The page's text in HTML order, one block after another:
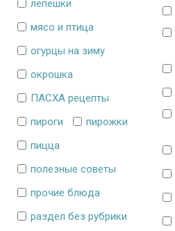
лепешки
мясо и птица
огурцы на зиму
окрошка
ПАСХА рецепты
пироги
пирожки
пицца
полезные советы
прочие блюда
раздел без рубрики